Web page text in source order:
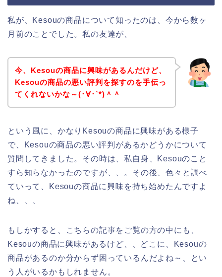
私が、Kesouの商品について知ったのは、今から数ヶ
月前のことでした。私の友達が、
今、Kesouの商品に興味があるんだけど、
Kesouの商品の悪い評判を探すのを手伝っ
てくれないかな～(･∀･`*)＾＾
という風に、かなりKesouの商品に興味がある様子
で、Kesouの商品の悪い評判があるかどうかについて
質問してきました。その時は、私自身、Kesouのこと
すら知らなかったのですが、、。その後、色々と調べ
ていって、Kesouの商品に興味を持ち始めたんですよ
ね、、、
もしかすると、こちらの記事をご覧の方の中にも、
Kesouの商品に興味があるけど、、どこに、Kesouの
商品があるのか分からず困っているんだよね～、とい
う人がいるかもしれません。